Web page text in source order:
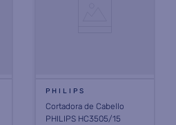
PHILIPS
Cortadora de Cabello
PHILIPS HC3505/15